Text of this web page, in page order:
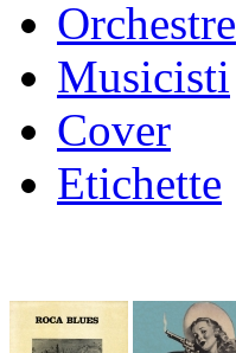
Orchestre
Musicisti
Cover
Etichette